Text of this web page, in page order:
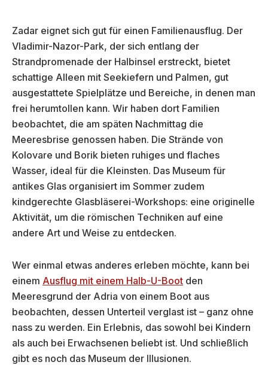
Zadar eignet sich gut für einen Familienausflug. Der
Vladimir-Nazor-Park, der sich entlang der
Strandpromenade der Halbinsel erstreckt, bietet
schattige Alleen mit Seekiefern und Palmen, gut
ausgestattete Spielplätze und Bereiche, in denen man
frei herumtollen kann. Wir haben dort Familien
beobachtet, die am späten Nachmittag die
Meeresbrise genossen haben. Die Strände von
Kolovare und Borik bieten ruhiges und flaches
Wasser, ideal für die Kleinsten. Das Museum für
antikes Glas organisiert im Sommer zudem
kindgerechte Glasbläserei-Workshops: eine originelle
Aktivität, um die römischen Techniken auf eine
andere Art und Weise zu entdecken.
Wer einmal etwas anderes erleben möchte, kann bei
einem Ausflug mit einem Halb-U-Boot den
Meeresgrund der Adria von einem Boot aus
beobachten, dessen Unterteil verglast ist – ganz ohne
nass zu werden. Ein Erlebnis, das sowohl bei Kindern
als auch bei Erwachsenen beliebt ist. Und schließlich
gibt es noch das Museum der Illusionen.